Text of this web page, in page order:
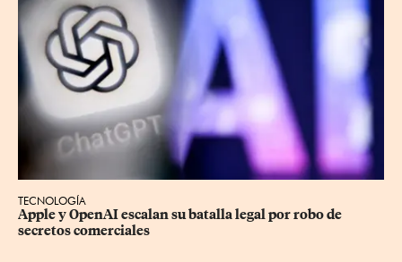
TECNOLOGÍA
Apple y OpenAI escalan su batalla legal por robo de
secretos comerciales